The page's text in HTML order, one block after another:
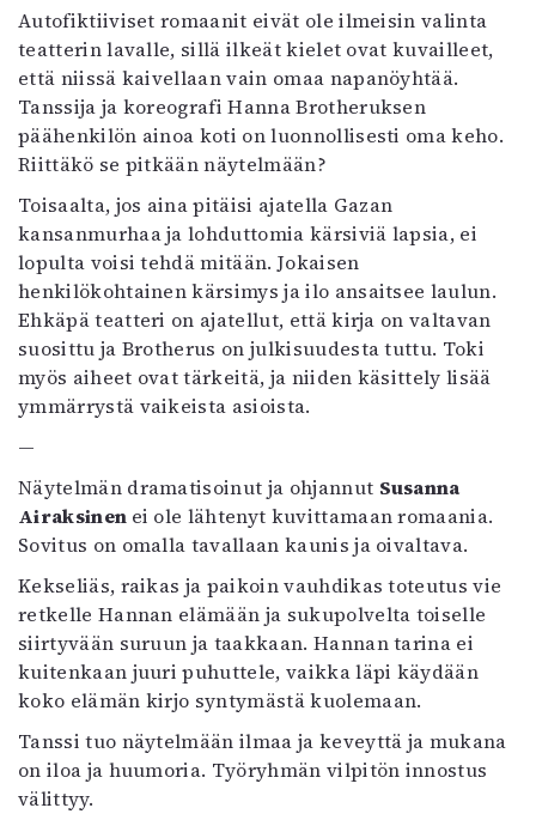
Autofiktiiviset romaanit eivät ole ilmeisin valinta
teatterin lavalle, sillä ilkeät kielet ovat kuvailleet,
että niissä kaivellaan vain omaa napanöyhtää.
Tanssija ja koreografi Hanna Brotheruksen
päähenkilön ainoa koti on luonnollisesti oma keho.
Riittäkö se pitkään näytelmään?
Toisaalta, jos aina pitäisi ajatella Gazan
kansanmurhaa ja lohduttomia kärsiviä lapsia, ei
lopulta voisi tehdä mitään. Jokaisen
henkilökohtainen kärsimys ja ilo ansaitsee laulun.
Ehkäpä teatteri on ajatellut, että kirja on valtavan
suosittu ja Brotherus on julkisuudesta tuttu. Toki
myös aiheet ovat tärkeitä, ja niiden käsittely lisää
ymmärrystä vaikeista asioista.
—
Näytelmän dramatisoinut ja ohjannut Susanna
Airaksinen ei ole lähtenyt kuvittamaan romaania.
Sovitus on omalla tavallaan kaunis ja oivaltava.
Kekseliäs, raikas ja paikoin vauhdikas toteutus vie
retkelle Hannan elämään ja sukupolvelta toiselle
siirtyvään suruun ja taakkaan. Hannan tarina ei
kuitenkaan juuri puhuttele, vaikka läpi käydään
koko elämän kirjo syntymästä kuolemaan.
Tanssi tuo näytelmään ilmaa ja keveyttä ja mukana
on iloa ja huumoria. Työryhmän vilpitön innostus
välittyy.